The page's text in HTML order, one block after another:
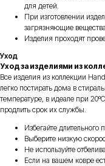
для детей.
При изготовлении
загрязняющие
Изделия проходят
Уход
Уход за изделиями из
Все изделия из коллекции
легко постирать дома в
температуре, в идеале при
продлить срок их службы.
Избегайте
Выберите низкую
Не используйте
Если на вашем ковре